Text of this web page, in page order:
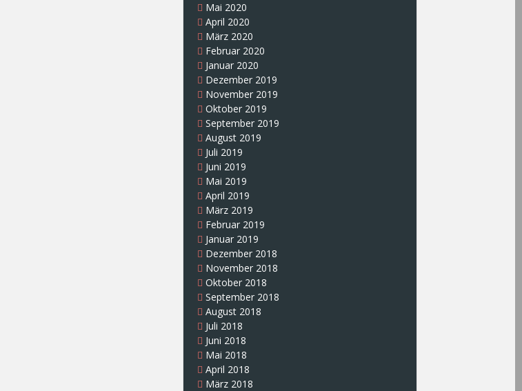
Mai 2020
April 2020
März 2020
Februar 2020
Januar 2020
Dezember 2019
November 2019
Oktober 2019
September 2019
August 2019
Juli 2019
Juni 2019
Mai 2019
April 2019
März 2019
Februar 2019
Januar 2019
Dezember 2018
November 2018
Oktober 2018
September 2018
August 2018
Juli 2018
Juni 2018
Mai 2018
April 2018
März 2018